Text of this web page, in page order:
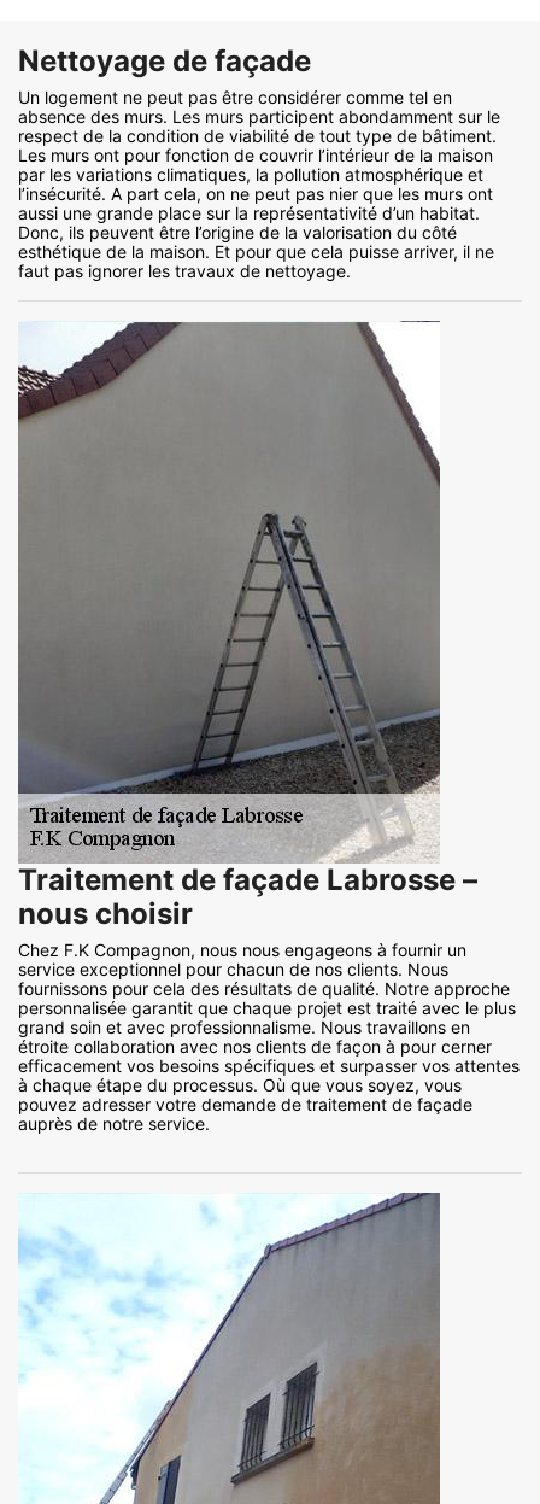
Nettoyage de façade
Un logement ne peut pas être considérer comme tel en
absence des murs. Les murs participent abondamment sur le
respect de la condition de viabilité de tout type de bâtiment.
Les murs ont pour fonction de couvrir l’intérieur de la maison
par les variations climatiques, la pollution atmosphérique et
l’insécurité. A part cela, on ne peut pas nier que les murs ont
aussi une grande place sur la représentativité d’un habitat.
Donc, ils peuvent être l’origine de la valorisation du côté
esthétique de la maison. Et pour que cela puisse arriver, il ne
faut pas ignorer les travaux de nettoyage.
Traitement de façade Labrosse –
nous choisir
Chez F.K Compagnon, nous nous engageons à fournir un
service exceptionnel pour chacun de nos clients. Nous
fournissons pour cela des résultats de qualité. Notre approche
personnalisée garantit que chaque projet est traité avec le plus
grand soin et avec professionnalisme. Nous travaillons en
étroite collaboration avec nos clients de façon à pour cerner
efficacement vos besoins spécifiques et surpasser vos attentes
à chaque étape du processus. Où que vous soyez, vous
pouvez adresser votre demande de traitement de façade
auprès de notre service.